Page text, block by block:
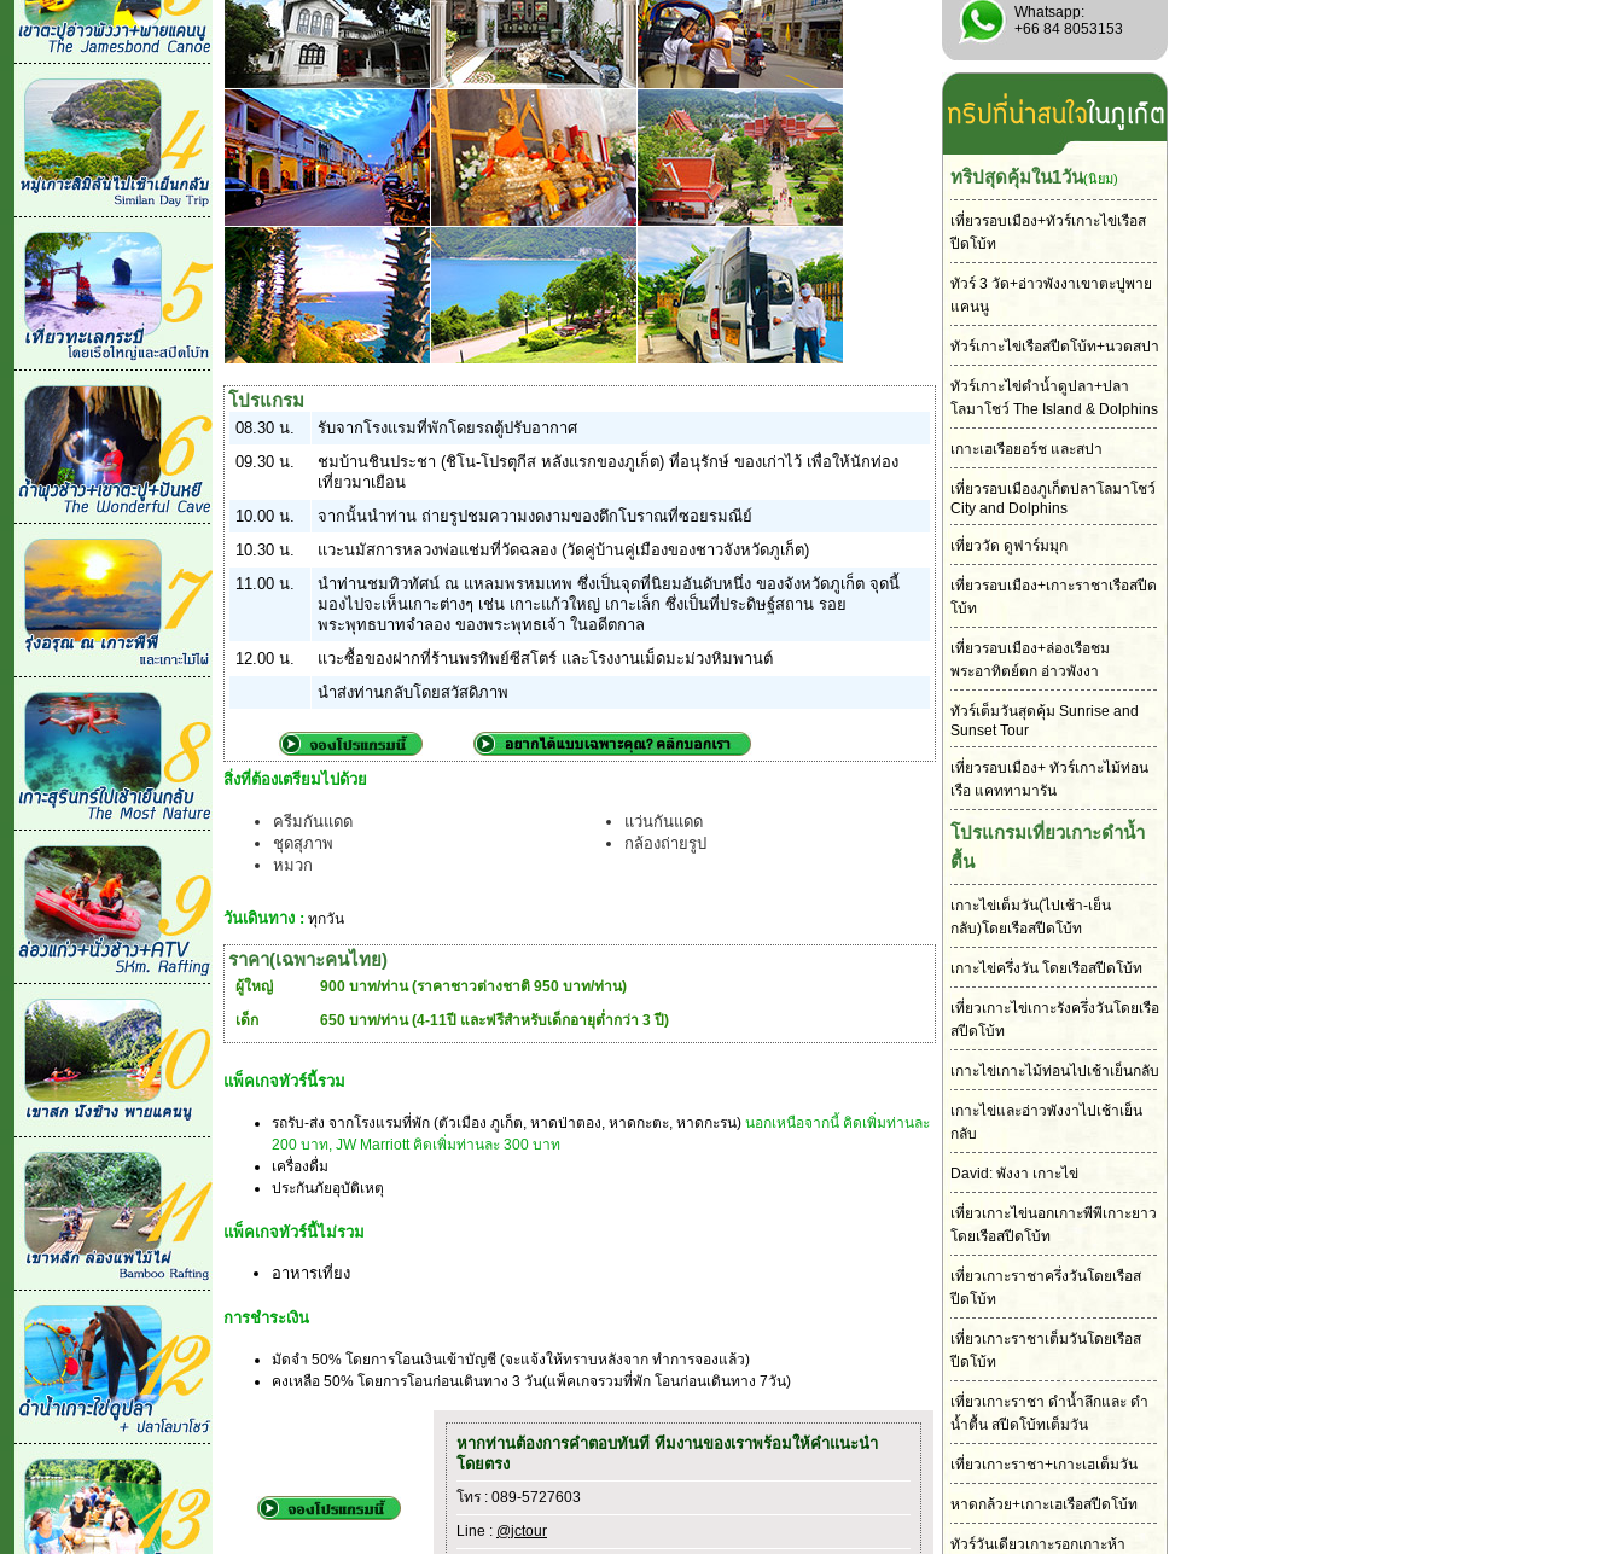
โปรแกรม
08.30 น.
รับจากโรงแรมที่พักโดยรถตู้ปรับอากาศ
09.30 น.
ชมบ้านชินประชา (ชิโน-โปรตุกีส หลังแรกของภูเก็ต) ที่อนุรักษ์ ของเก่าไว้ เพื่อให้นักท่อง
เที่ยวมาเยือน
10.00 น.
จากนั้นนำท่าน ถ่ายรูปชมความงดงามของตึกโบราณที่ซอยรมณีย์
10.30 น.
แวะนมัสการหลวงพ่อแช่มที่วัดฉลอง (วัดคู่บ้านคู่เมืองของชาวจังหวัดภูเก็ต)
11.00 น.
นำท่านชมทิวทัศน์ ณ แหลมพรหมเทพ ซึ่งเป็นจุดที่นิยมอันดับหนึ่ง ของจังหวัดภูเก็ต จุดนี้
มองไปจะเห็นเกาะต่างๆ เช่น เกาะแก้วใหญ่ เกาะเล็ก ซึ่งเป็นที่ประดิษฐ์สถาน รอย
พระพุทธบาทจำลอง ของพระพุทธเจ้า ในอดีตกาล
12.00 น.
แวะซื้อของฝากที่ร้านพรทิพย์ซีสโตร์ และโรงงานเม็ดมะม่วงหิมพานต์
นำส่งท่านกลับโดยสวัสดิภาพ
สิ่งที่ต้องเตรียมไปด้วย
ครีมกันแดด
ชุดสุภาพ
หมวก
แว่นกันแดด
กล้องถ่ายรูป
วันเดินทาง : ทุกวัน
ราคา(เฉพาะคนไทย)
ผู้ใหญ่
900 บาท/ท่าน (ราคาชาวต่างชาติ 950 บาท/ท่าน)
เด็ก
650 บาท/ท่าน (4-11ปี และฟรีสำหรับเด็กอายุต่ำกว่า 3 ปี)
แพ็คเกจทัวร์นี้รวม
รถรับ-ส่ง จากโรงแรมที่พัก (ตัวเมือง ภูเก็ต, หาดป่าตอง, หาดกะตะ, หาดกะรน) นอกเหนือจากนี้ คิดเพิ่มท่านละ
200 บาท, JW Marriott คิดเพิ่มท่านละ 300 บาท
เครื่องดื่ม
ประกันภัยอุบัติเหตุ
แพ็คเกจทัวร์นี้ไม่รวม
อาหารเที่ยง
การชำระเงิน
มัดจำ 50% โดยการโอนเงินเข้าบัญชี (จะแจ้งให้ทราบหลังจาก ทำการจองแล้ว)
คงเหลือ 50% โดยการโอนก่อนเดินทาง 3 วัน(แพ็คเกจรวมที่พัก โอนก่อนเดินทาง 7วัน)
หากท่านต้องการคำตอบทันที ทีมงานของเราพร้อมให้คำแนะนำ
โดยตรง
โทร : 089-5727603
Line : @jctour
Whatsapp:
+66 84 8053153
ทริปสุดคุ้มใน1วัน(นิยม)
เที่ยวรอบเมือง+ทัวร์เกาะไข่เรือส
ปีดโบ้ท
ทัวร์ 3 วัด+อ่าวพังงาเขาตะปูพาย
แคนนู
ทัวร์เกาะไข่เรือสปีดโบ้ท+นวดสปา
ทัวร์เกาะไข่ดำน้ำดูปลา+ปลา
โลมาโชว์ The Island & Dolphins
เกาะเฮเรือยอร์ช และสปา
เที่ยวรอบเมืองภูเก็ตปลาโลมาโชว์
City and Dolphins
เที่ยววัด ดูฟาร์มมุก
เที่ยวรอบเมือง+เกาะราชาเรือสปีด
โบ้ท
เที่ยวรอบเมือง+ล่องเรือชม
พระอาทิตย์ตก อ่าวพังงา
ทัวร์เต็มวันสุดคุ้ม Sunrise and
Sunset Tour
เที่ยวรอบเมือง+ ทัวร์เกาะไม้ท่อน
เรือ แคททามารัน
โปรแกรมเที่ยวเกาะดำน้ำ
ตื้น
เกาะไข่เต็มวัน(ไปเช้า-เย็น
กลับ)โดยเรือสปีดโบ้ท
เกาะไข่ครึ่งวัน โดยเรือสปีดโบ้ท
เที่ยวเกาะไข่เกาะรังครึ่งวันโดยเรือ
สปีดโบ้ท
เกาะไข่เกาะไม้ท่อนไปเช้าเย็นกลับ
เกาะไข่และอ่าวพังงาไปเช้าเย็น
กลับ
David: พังงา เกาะไข่
เที่ยวเกาะไข่นอกเกาะพีพีเกาะยาว
โดยเรือสปีดโบ้ท
เที่ยวเกาะราชาครึ่งวันโดยเรือส
ปีดโบ้ท
เที่ยวเกาะราชาเต็มวันโดยเรือส
ปีดโบ้ท
เที่ยวเกาะราชา ดำน้ำลึกและ ดำ
น้ำตื้น สปีดโบ้ทเต็มวัน
เที่ยวเกาะราชา+เกาะเฮเต็มวัน
หาดกล้วย+เกาะเฮเรือสปีดโบ้ท
ทัวร์วันเดียวเกาะรอกเกาะห้า